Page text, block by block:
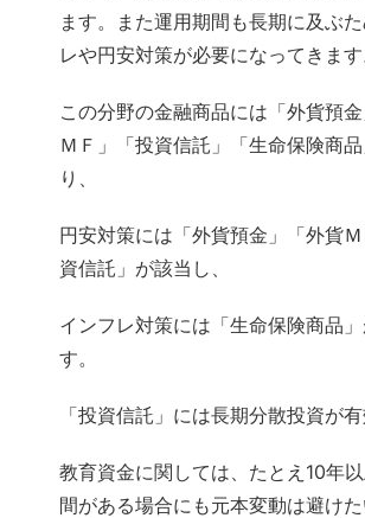
ます。また運用期間も長期に及ぶ
レや円安対策が必要になってきます
この分野の金融商品には「外貨預
ＭＦ」「投資信託」「生命保険商
り、
円安対策には「外貨預金」「外貨
資信託」が該当し、
インフレ対策には「生命保険商品
す。
「投資信託」には長期分散投資が有
教育資金に関しては、たとえ10年
間がある場合にも元本変動は避け